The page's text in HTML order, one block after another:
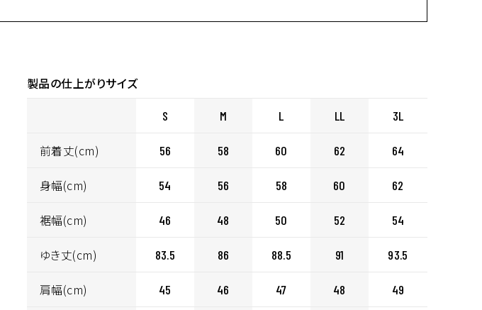
製品の仕上がりサイズ
S M L LL 3L
前着丈(cm) 56 58 60 62 64
身幅(cm) 54 56 58 60 62
裾幅(cm) 46 48 50 52 54
ゆき丈(cm) 83.5 86 88.5 91 93.5
肩幅(cm) 45 46 47 48 49